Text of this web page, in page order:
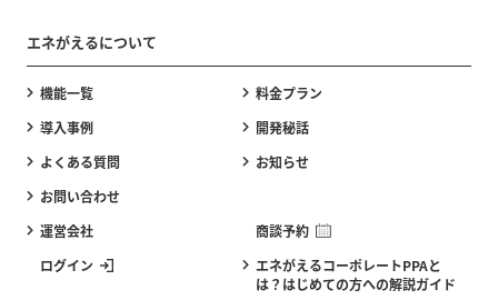
エネがえるについて
機能一覧
料金プラン
導入事例
開発秘話
よくある質問
お知らせ
お問い合わせ
運営会社
商談予約
ログイン
エネがえるコーポレートPPAと
は？はじめての方への解説ガイド